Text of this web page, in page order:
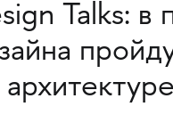
Talks: